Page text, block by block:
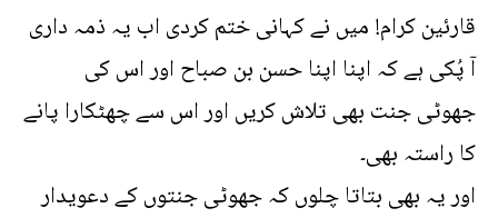
قارئین کرام! میں نے کہانی ختم کردی اب یہ ذمہ داری
آ پُکی ہے کہ اپنا اپنا حسن بن صباح اور اس کی
جھوٹی جنت بھی تلاش کریں اور اس سے چھٹکارا پانے
کا راستہ بھی۔
اور یہ بھی بتاتا چلوں کہ جھوٹی جنتوں کے دعویدار